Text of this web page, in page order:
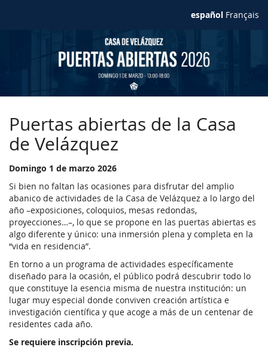
español Français
Puertas abiertas de la Casa
de Velázquez
Domingo 1 de marzo 2026
Si bien no faltan las ocasiones para disfrutar del amplio
abanico de actividades de la Casa de Velázquez a lo largo del
año –exposiciones, coloquios, mesas redondas,
proyecciones…–, lo que se propone en las puertas abiertas es
algo diferente y único: una inmersión plena y completa en la
“vida en residencia”.
En torno a un programa de actividades específicamente
diseñado para la ocasión, el público podrá descubrir todo lo
que constituye la esencia misma de nuestra institución: un
lugar muy especial donde conviven creación artística e
investigación científica y que acoge a más de un centenar de
residentes cada año.
Se requiere inscripción previa.